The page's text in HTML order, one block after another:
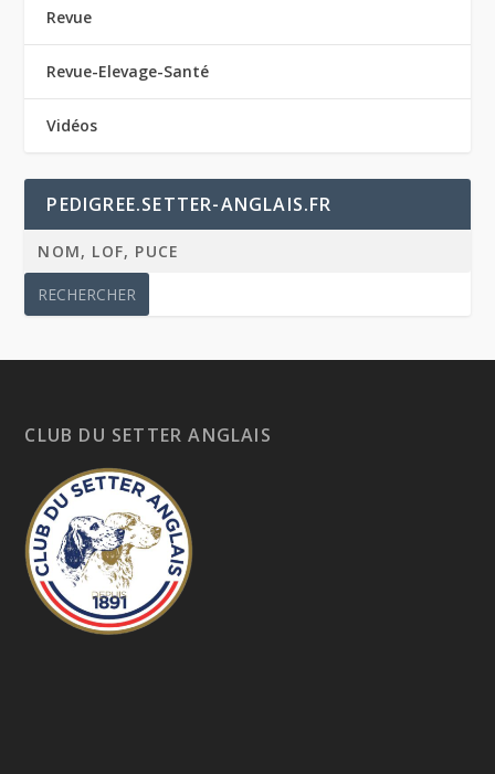
Revue
Revue-Elevage-Santé
Vidéos
PEDIGREE.SETTER-ANGLAIS.FR
CLUB DU SETTER ANGLAIS